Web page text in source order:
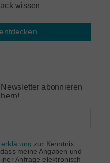
wissen
abonnieren
zur Kenntnis
meine Angaben und
Anfrage elektronisch